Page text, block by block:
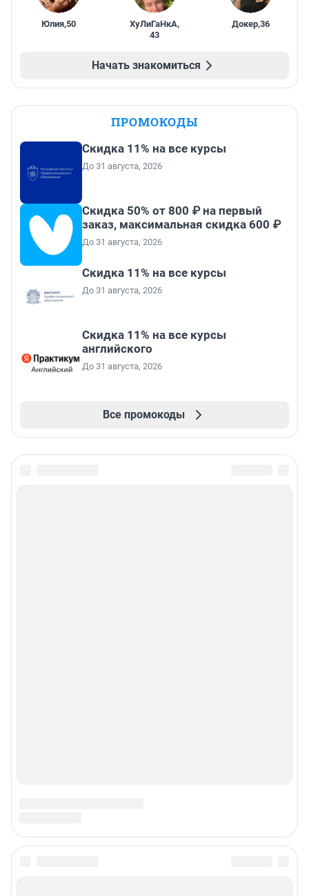
Юлия,50 ХуЛиГаНкА,
43
Докер,36
Начать знакомиться
ПРОМОКОДЫ
Скидка 11% на все курсы
До 31 августа, 2026
Скидка 50% от 800 ₽ на первый
заказ, максимальная скидка 600 ₽
До 31 августа, 2026
Скидка 11% на все курсы
До 31 августа, 2026
Скидка 11% на все курсы
английского
До 31 августа, 2026
Все промокоды